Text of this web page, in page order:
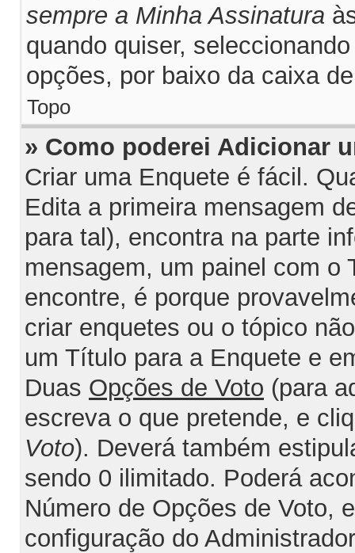
sempre a Minha Assinatura
quando quiser, seleccionando
opções, por baixo da caixa
Topo
» Como poderei Adicionar
Criar uma Enquete é fácil.
Edita a primeira mensagem
para tal), encontra na parte
mensagem, um painel com o
encontre, é porque
criar enquetes ou o tópico
um Título para a Enquete e
Duas Opções de Voto (para
escreva o que pretende, e
Voto). Deverá também
sendo 0 ilimitado. Poderá
Número de Opções de Voto,
configuração do